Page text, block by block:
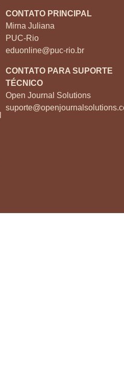
CONTATO PRINCIPAL
Mirna Juliana
PUC-Rio
eduonline@puc-rio.br
CONTATO PARA SUPORTE
TÉCNICO
Open Journal Solutions